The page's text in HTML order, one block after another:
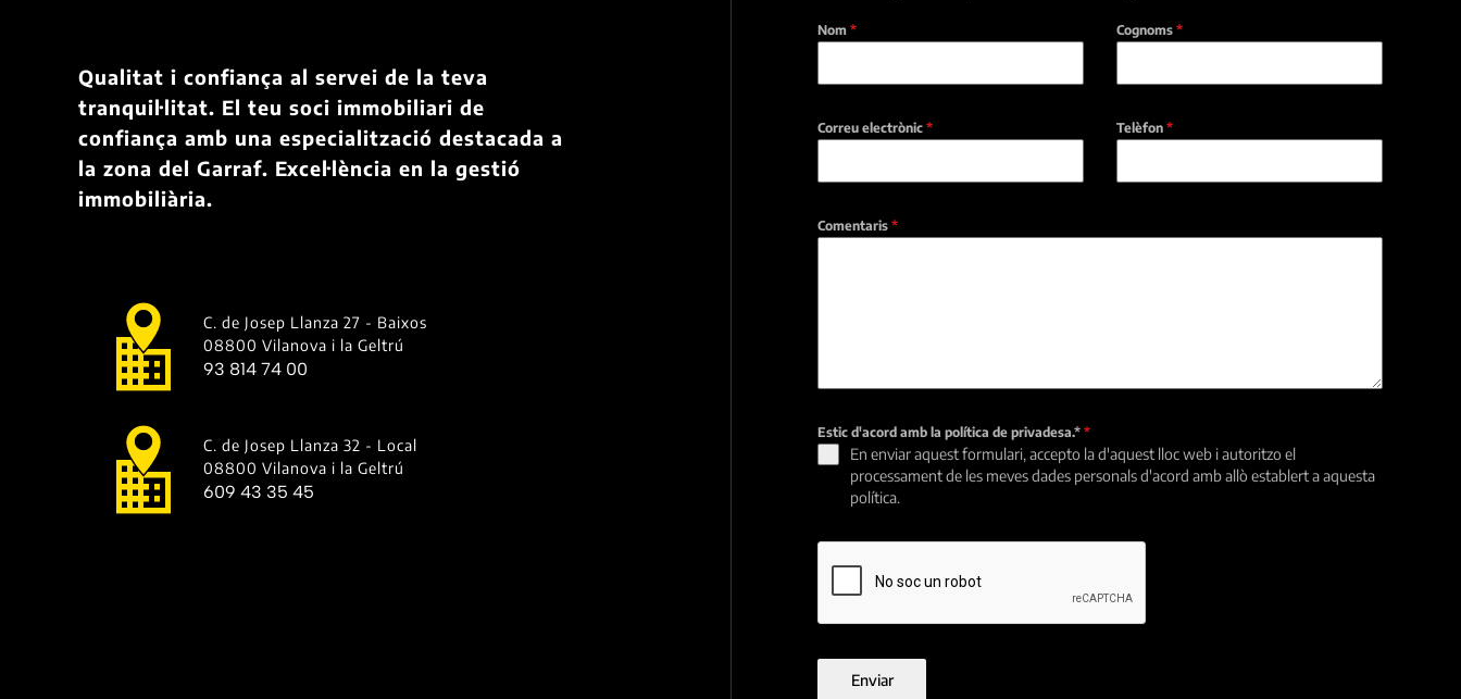
Qualitat i confiança al servei de la teva
tranquil·litat. El teu soci immobiliari de
confiança amb una especialització destacada a
la zona del Garraf. Excel·lència en la gestió
immobiliària.
C. de Josep Llanza 27 - Baixos
08800 Vilanova i la Geltrú
93 814 74 00
C. de Josep Llanza 32 - Local
08800 Vilanova i la Geltrú
609 43 35 45
Nom * Cognoms *
Correu electrònic * Telèfon *
Comentaris *
Estic d'acord amb la política de privadesa.* *
En enviar aquest formulari, accepto la d'aquest lloc web i autoritzo el
processament de les meves dades personals d'acord amb allò establert a aquesta
política.
Enviar